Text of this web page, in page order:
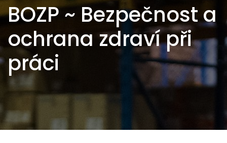
BOZP ~ Bezpečnost a
ochrana zdraví při
práci